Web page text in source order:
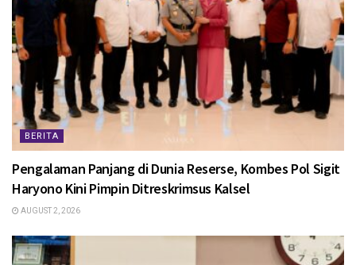
BERITA
Pengalaman Panjang di Dunia Reserse, Kombes Pol Sigit
Haryono Kini Pimpin Ditreskrimsus Kalsel
AUGUST 2, 2026